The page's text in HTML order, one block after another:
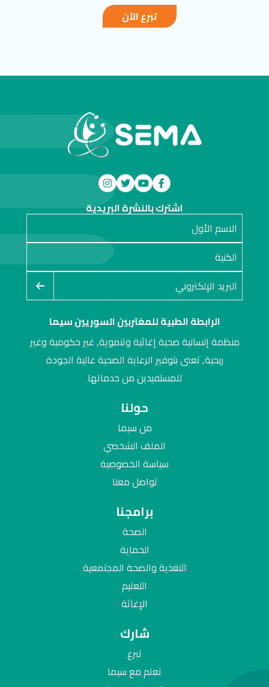
تبرع الآن
الرابطة الطبية للمغتربين السوريين سيما
منظمة إنسانية صحية إغاثية وتنموية, غير حكومية وغير
ربحية, تعنى بتوفير الرعاية الصحية عالية الجودة
للمستفيدين من خدماتها
اشترك بالنشرة البريدية
حولنا
من سيما
الملف الشخصي
سياسة الخصوصية
تواصل معنا
برامجنا
الصحة
الحماية
التغذية والصحة المجتمعية
التعليم
الإغاثة
شارك
تبرع
تعلم مع سيما